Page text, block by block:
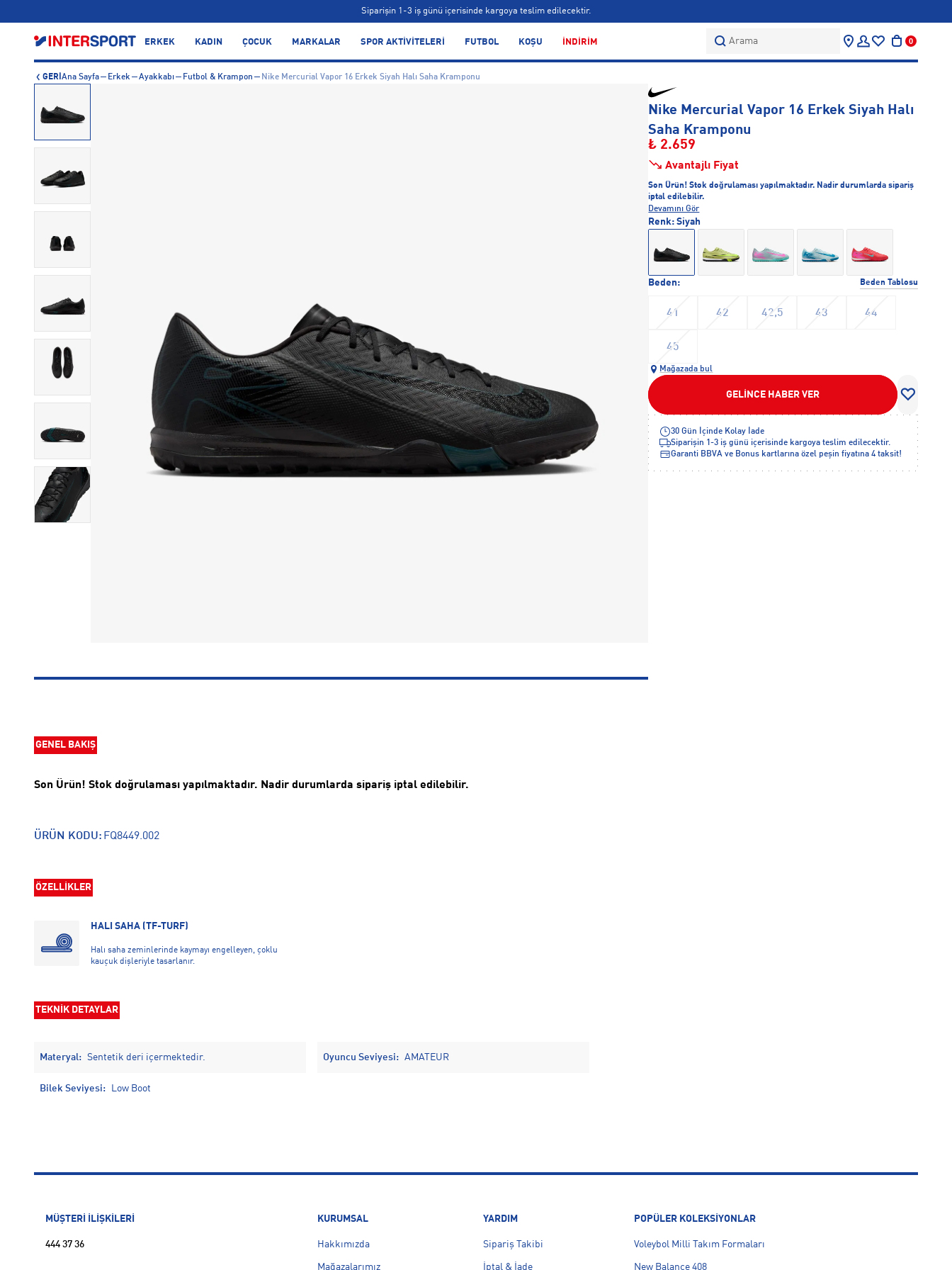
Siparişin 1-3 iş günü içerisinde kargoya teslim edilecektir.
Bonus kartlara özel vade farksız taksit seçenekleri!
ERKEK KADIN ÇOCUK MARKALAR SPOR AKTİVİTELERİ FUTBOL KOŞU İNDİRİM Arama 0
GERİ Ana Sayfa Erkek Ayakkabı Futbol & Krampon Nike Mercurial Vapor 16 Erkek Siyah Halı Saha Kramponu
GENEL BAKIŞ
Son Ürün! Stok doğrulaması yapılmaktadır. Nadir durumlarda sipariş iptal edilebilir.
ÜRÜN KODU: FQ8449.002
ÖZELLİKLER
HALI SAHA (TF-TURF)
Halı saha zeminlerinde kaymayı engelleyen, çoklu
kauçuk dişleriyle tasarlanır.
TEKNİK DETAYLAR
Materyal: Sentetik deri içermektedir. Oyuncu Seviyesi: AMATEUR
Bilek Seviyesi: Low Boot
Nike Mercurial Vapor 16 Erkek Siyah Halı
Saha Kramponu
₺ 2.659
Avantajlı Fiyat
Son Ürün! Stok doğrulaması yapılmaktadır. Nadir durumlarda sipariş
iptal edilebilir.
Devamını Gör
Beden: Beden Tablosu
41 42 42,5 43 44
45
Renk: Siyah
Mağazada bul
GELİNCE HABER VER
30 Gün İçinde Kolay İade
Siparişin 1-3 iş günü içerisinde kargoya teslim edilecektir.
Garanti BBVA ve Bonus kartlarına özel peşin fiyatına 4 taksit!
MÜŞTERİ İLİŞKİLERİ
444 37 36
KURUMSAL
Hakkımızda
Mağazalarımız
YARDIM
Sipariş Takibi
İptal & İade
POPÜLER KOLEKSİYONLAR
Voleybol Milli Takım Formaları
New Balance 408